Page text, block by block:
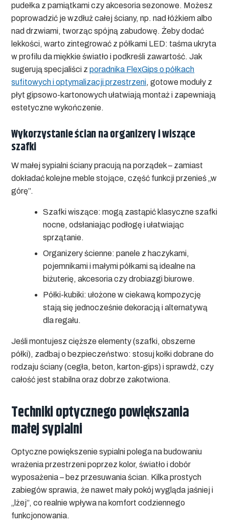
pudełka z pamiątkami czy akcesoria sezonowe. Możesz
poprowadzić je wzdłuż całej ściany, np. nad łóżkiem albo
nad drzwiami, tworząc spójną zabudowę. Żeby dodać
lekkości, warto zintegrować z półkami LED: taśma ukryta
w profilu da miękkie światło i podkreśli zawartość. Jak
sugerują specjaliści zporadnika FlexGips o półkach
sufitowych i optymalizacji przestrzeni, gotowe moduły z
płyt gipsowo-kartonowych ułatwiają montaż i zapewniają
estetyczne wykończenie.
Wykorzystanie ścian na organizery i wiszące
szafki
W małej sypialni ściany pracują na porządek – zamiast
dokładać kolejne meble stojące, część funkcji przenieś „w
górę”.
Szafki wiszące: mogą zastąpić klasyczne szafki
nocne, odsłaniając podłogę i ułatwiając
sprzątanie.
Organizery ścienne: panele z haczykami,
pojemnikami i małymi półkami są idealne na
biżuterię, akcesoria czy drobiazgi biurowe.
Półki-kubiki: ułożone w ciekawą kompozycję
stają się jednocześnie dekoracją i alternatywą
dla regału.
Jeśli montujesz cięższe elementy (szafki, obszerne
półki), zadbaj o bezpieczeństwo: stosuj kołki dobrane do
rodzaju ściany (cegła, beton, karton-gips) i sprawdź, czy
całość jest stabilna oraz dobrze zakotwiona.
Techniki optycznego powiększania
małej sypialni
Optyczne powiększenie sypialnipolega na budowaniu
wrażenia przestrzeni poprzez kolor, światło i dobór
wyposażenia – bez przesuwania ścian. Kilka prostych
zabiegów sprawia, że nawet mały pokój wygląda jaśniej i
„lżej”, co realnie wpływa na komfort codziennego
funkcjonowania.